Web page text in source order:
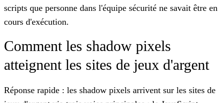
scripts que personne dans l'équipe sécurité ne savait être en
cours d'exécution.
Comment les shadow pixels
atteignent les sites de jeux d'argent
Réponse rapide : les shadow pixels arrivent sur les sites de